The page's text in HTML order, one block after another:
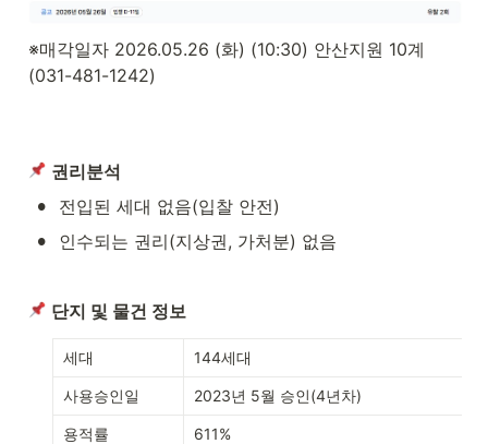
※매각일자 2026.05.26 (화) (10:30) 안산지원 10계
(031-481-1242)
권리분석
• 전입된 세대 없음(입찰 안전)
• 인수되는 권리(지상권, 가처분) 없음
단지 및 물건 정보
세대 144세대
사용승인일 2023년 5월 승인(4년차)
용적률 611%